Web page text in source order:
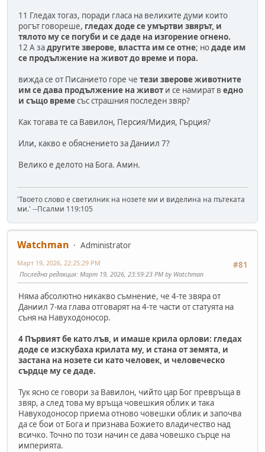
11 Гледах тогаз, поради гласа на великите думи които
рогът говореше, гледах доде се умъртви звярът, и
тялото му се погуби и се даде на изгорение огнено.
12 А задругите зверове, властта им се отне; нодаде им
се продължение на живот до време и пора.
вижда се от Писанието горе че тези зверове животните
им се дава продължение на живот и се намират в едно
и също времесъс страшния последен звяр?
Как тогава те са Вавилон, Персия/Мидия, Гърция?
Или, какво е обяснението за Даниил 7?
Велико е делото на Бога. Амин.
'Твоето слово е светилник на нозете ми и виделина на пътеката
ми.' --Псалми 119:105
Watchman
Administrator
#81
Март 19, 2026, 22:25:29 PM
Последна редакция: Март 19, 2026, 23:59:23 PM by Watchman
Няма абсолютно никакво съмнение, че 4-те звяра от
Даниил 7-ма глава отговарят на 4-те части от статуята на
съня на Навуходоносор.
4 Първият бе като лъв, и имаше крила орлови: гледах
доде се изскубаха крилата му, и стана от земята, и
застана на нозете си като человек, и человеческо
сърдце му се даде.
Тук ясно се говори за Вавилон, чийто цар Бог превръща в
звяр, а след това му връща човешкия облик и така
Навуходоносор приема отново човешки облик и започва
да се бои от Бога и признава Божието владичество над
всичко. Точно по този начин се дава човешко сърце на
империята.